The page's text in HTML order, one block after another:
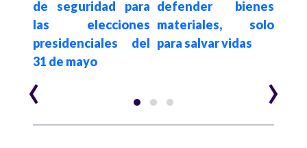
de seguridad para
las elecciones
presidenciales del
31 de mayo
defender bienes
materiales, solo
para salvar vidas
‹ ›